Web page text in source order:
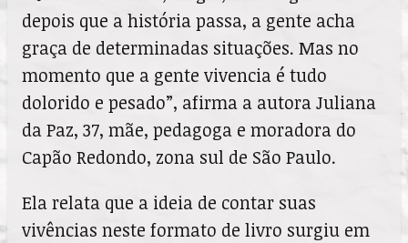
depois que a história passa, a gente acha
graça de determinadas situações. Mas no
momento que a gente vivencia é tudo
dolorido e pesado”, afirma a autora Juliana
da Paz, 37, mãe, pedagoga e moradora do
Capão Redondo, zona sul de São Paulo.
Ela relata que a ideia de contar suas
vivências neste formato de livro surgiu em